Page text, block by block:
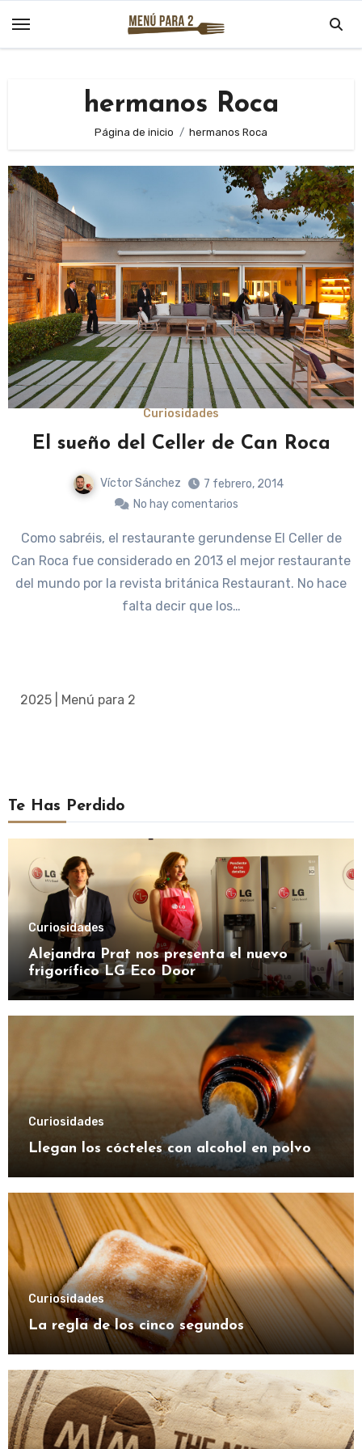
hermanos Roca
Página de inicio hermanos Roca
Curiosidades
El sueño del Celler de Can Roca
Víctor Sánchez
7 febrero, 2014
No hay comentarios
Como sabréis, el restaurante gerundense El Celler de
Can Roca fue considerado en 2013 el mejor restaurante
del mundo por la revista británica Restaurant. No hace
falta decir que los…
2025 | Menú para 2
Te Has Perdido
Curiosidades
Alejandra Prat nos presenta el nuevo
frigorífico LG Eco Door
Curiosidades
Llegan los cócteles con alcohol en polvo
Curiosidades
La regla de los cinco segundos